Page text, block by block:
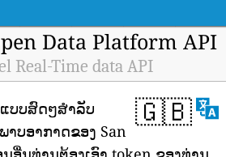
Data Platform API
Real-Time data API
🇬🇧
ແບບສົດໆສຳລັບ
ບອາກາດຂອງ San